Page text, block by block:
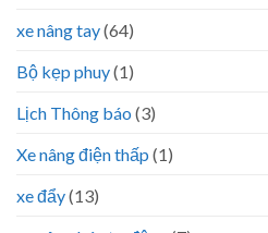
xe nâng tay(64)
Bộ kẹp phuy(1)
Lịch Thông báo (3)
Xe nâng điện thấp (1)
xe đẩy(13)